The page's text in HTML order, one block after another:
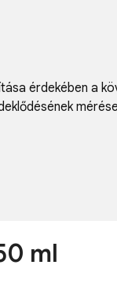
érdekében a
ml